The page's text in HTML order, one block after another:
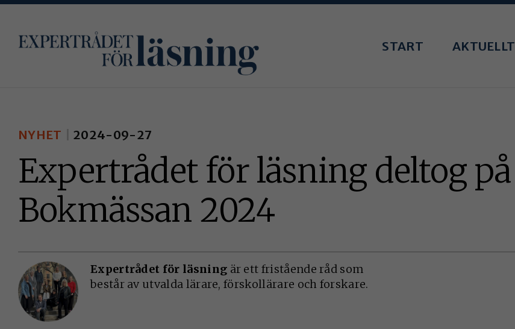
innehållet
START AKTUELLT
NYHET 2024-09-27
Expertrådet för läsning deltog på
Bokmässan 2024
Expertrådet för läsning är ett fristående råd som
består av utvalda lärare, förskollärare och forskare.